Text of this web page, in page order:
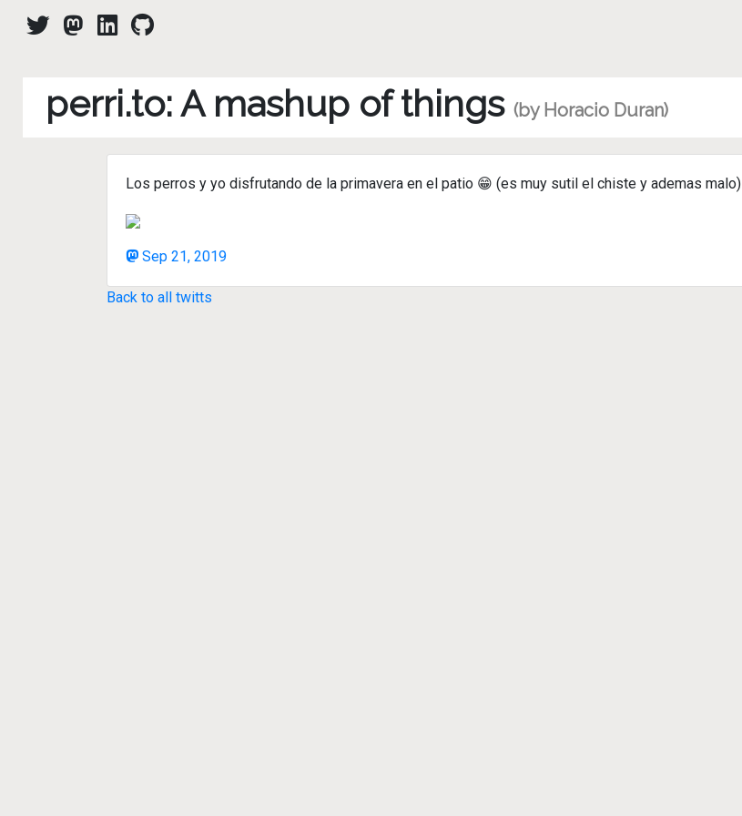
perri.to: A mashup of things (by Horacio Duran)
Los perros y yo disfrutando de la primavera en el patio 😁 (es muy sutil el chiste y ademas malo)
Sep 21, 2019
Back to all twitts